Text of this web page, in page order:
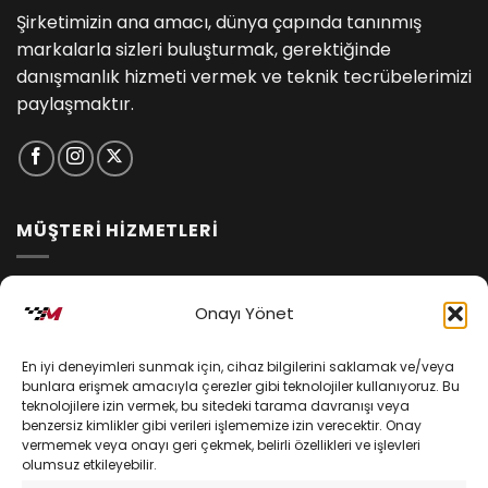
Onayı Yönet
En iyi deneyimleri sunmak için, cihaz bilgilerini saklamak ve/veya
bunlara erişmek amacıyla çerezler gibi teknolojiler kullanıyoruz. Bu
teknolojilere izin vermek, bu sitedeki tarama davranışı veya
benzersiz kimlikler gibi verileri işlememize izin verecektir. Onay
vermemek veya onayı geri çekmek, belirli özellikleri ve işlevleri
olumsuz etkileyebilir.
Şirketimizin ana amacı, dünya çapında tanınmış
markalarla sizleri buluşturmak, gerektiğinde
danışmanlık hizmeti vermek ve teknik tecrübelerimizi
paylaşmaktır.
MÜŞTERİ HİZMETLERİ
Kişisel Verilerin Korunması
Mesafeli Satış Sözleşmesi